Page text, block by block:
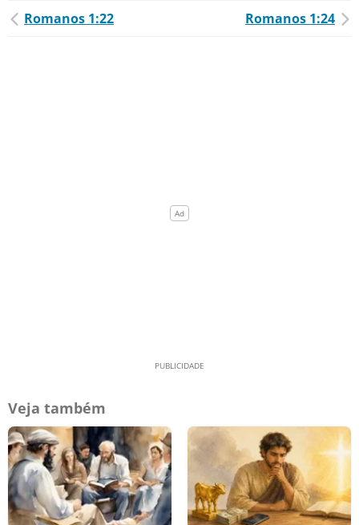
Romanos 1:22 Romanos 1:24
Veja também